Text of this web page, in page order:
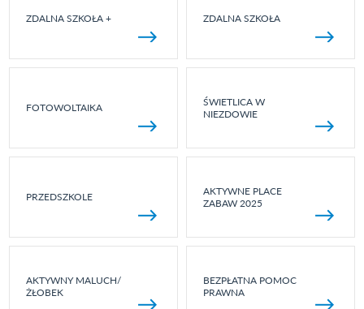
ZDALNA SZKOŁA + ZDALNA SZKOŁA
FOTOWOLTAIKA
ŚWIETLICA W
NIEZDOWIE
PRZEDSZKOLE
AKTYWNE PLACE
ZABAW 2025
AKTYWNY MALUCH/
ŻŁOBEK
BEZPŁATNA POMOC
PRAWNA